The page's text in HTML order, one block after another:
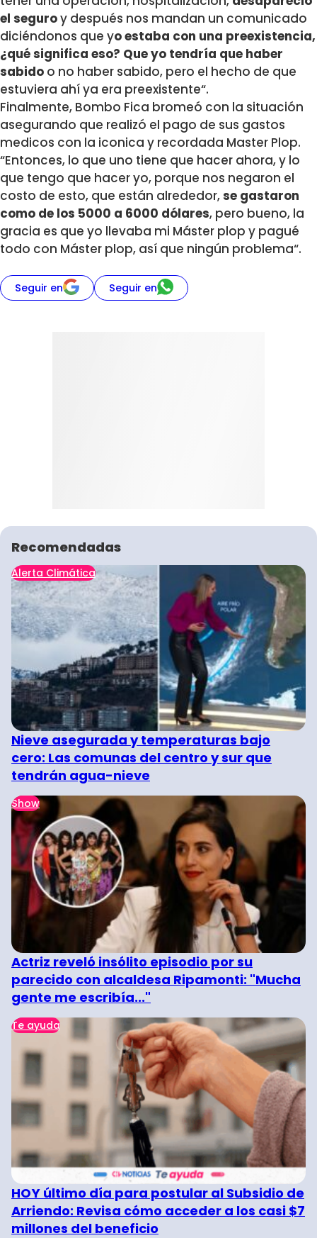
el seguroy después nos mandan un comunicado
diciéndonos que yo estaba con una preexistencia,
¿qué significa eso? Que yo tendría que haber
sabido o no haber sabido, pero el hecho de que
estuviera ahí ya era preexistente“.
Finalmente, Bombo Fica bromeó con la situación
asegurando que realizó el pago de sus gastos
medicos con la iconica y recordada Master Plop.
“Entonces, lo que uno tiene que hacer ahora, y lo
que tengo que hacer yo, porque nos negaron el
costo de esto, que están alrededor,se gastaron
como de los 5000 a 6000 dólares, pero bueno, la
gracia es que yo llevaba mi Máster plop y pagué
todo con Máster plop, así que ningún problema“.
Seguir en Seguir en
Recomendadas
Alerta Climática
Nieve asegurada y temperaturas bajo
cero: Las comunas del centro y sur que
tendrán agua-nieve
Show
Actriz reveló insólito episodio por su
parecido con alcaldesa Ripamonti: "Mucha
gente me escribía..."
Te ayuda
HOY último día para postular al Subsidio de
Arriendo: Revisa cómo acceder a los casi $7
millones del beneficio